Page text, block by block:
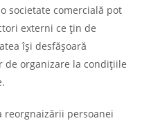
societate comercială pot
externi ce țin de
își desfășoară
de organizare la condițiile
reorgnaizării persoanei